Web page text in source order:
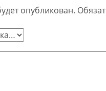
опубликован.